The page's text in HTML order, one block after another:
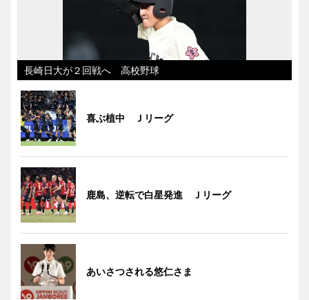
長崎日大が２回戦へ 高校野球
喜ぶ植中 Ｊリーグ
鹿島、逆転で白星発進 Ｊリーグ
あいさつされる悠仁さま